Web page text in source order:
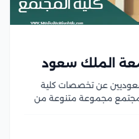
الملك سعود
عن تخصصات كلية
مجموعة متنوعة من